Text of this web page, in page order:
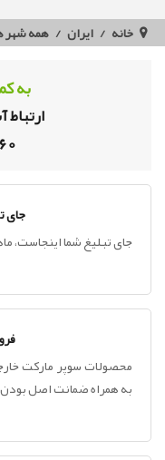
خانه ایران همه شهر
به
جای
جای تبلیغ شما اینجاست، ماهانه 250 هزار تومان با
محصولات سوپر مارکت
به همراه ضمانت اصل بودن